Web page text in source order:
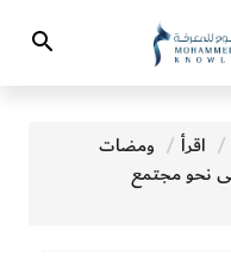
Search
اقرأ
ومضات